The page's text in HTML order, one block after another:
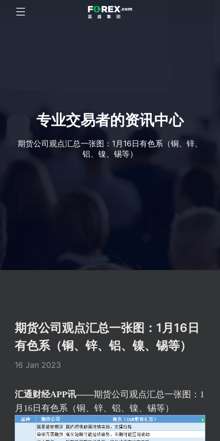
专业交易者的资讯中心
期货公司观点汇总一张图：1月16日有色系（铜、锌、
铝、镍、锡等）
期货公司观点汇总一张图：1月16日
有色系（铜、锌、铝、镍、锡等）
16 Jan 2023
汇通财经APP讯——期货公司观点汇总一张图：1
月16日有色系（铜、锌、铝、镍、锡等）